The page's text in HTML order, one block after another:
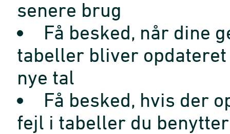
senere brug
Få besked, når dine
tabeller bliver opdateret
nye tal
Få besked, hvis der
fejl i tabeller du benytter